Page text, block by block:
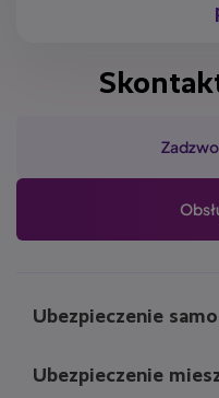
Ubezpieczenie
Ubezpieczenie